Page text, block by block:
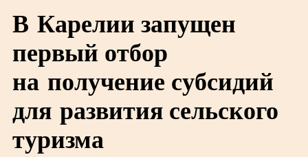
В Карелии запущен
первый отбор
на получение субсидий
для развития сельского
туризма